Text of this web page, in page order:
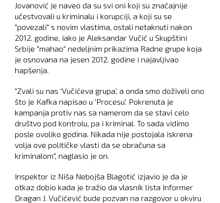
Jovanović je naveo da su svi oni koji su značajnije
učestvovali u kriminalu i korupciji, a koji su se
"povezali" s novim vlastima, ostali netaknuti nakon
2012. godine, iako je Aleksandar Vučić u Skupštini
Srbije "mahao" nedeljnim prikazima Radne grupe koja
je osnovana na jesen 2012. godine i najavljivao
hapšenja.
"Zvali su nas 'Vučićeva grupa', a onda smo doživeli ono
što je Кafka napisao u 'Procesu'. Pokrenuta je
kampanja protiv nas sa namerom da se stavi celo
društvo pod kontrolu, pa i kriminal. To sada vidimo
posle ovoliko godina. Nikada nije postojala iskrena
volja ove političke vlasti da se obračuna sa
kriminalom", naglasio je on.
Inspektor iz Niša Nebojša Blagotić izjavio je da je
otkaz dobio kada je tražio da vlasnik lista Informer
Dragan J. Vučićević bude pozvan na razgovor u okviru